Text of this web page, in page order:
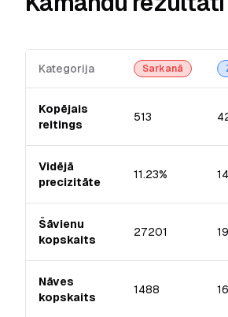
Kategorija Sarkanā
Kopējais
reitings
513
Vidējā
precizitāte
11.23%
Šāvienu
kopskaits
27201
Nāves
kopskaits
1488